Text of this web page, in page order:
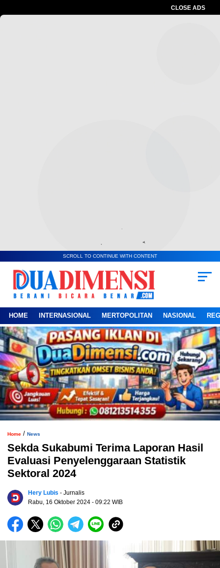
CLOSE ADS
SCROLL TO CONTINUE WITH CONTENT
HOME INTERNASIONAL MERTOPOLITAN NASIONAL
Home / News
Sekda Sukabumi Terima Laporan Hasil
Evaluasi Penyelenggaraan Statistik
Sektoral 2024
Hery Lubis - Jurnalis
Rabu, 16 Oktober 2024 - 09:22 WIB